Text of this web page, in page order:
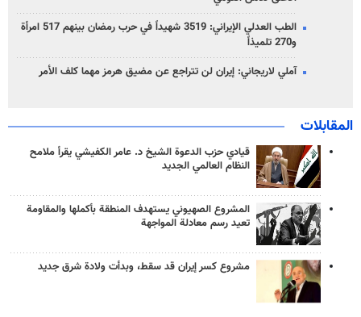
الطب العدلي الإيراني: 3519 شهيداً في حرب رمضان بينهم 517 امرأة
و270 تلميذاً
آملي لاريجاني: إيران لن تتراجع عن مضيق هرمز مهما كلف الأمر
المقابلات
قيادي حزب الدعوة الشيخ د. عامر الكفيشي يقرأ ملامح
النظام العالمي الجديد
المشروع الصهيوني يستهدف المنطقة بأكملها والمقاومة
تعيد رسم معادلة المواجهة
مشروع كسر إيران قد سقط، وبدأت ولادة شرق جديد